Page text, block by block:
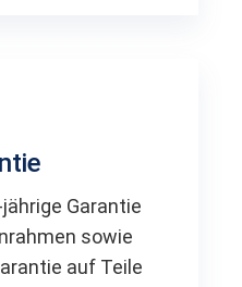
Garantie
sowie
auf Teile